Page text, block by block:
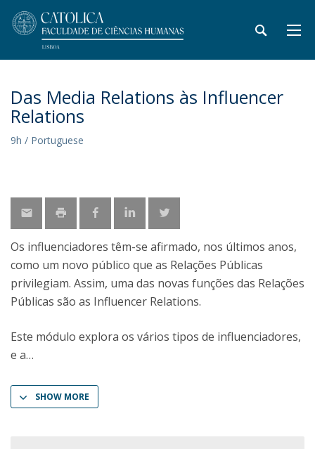
Das Media Relations às Influencer
Relations
9h / Portuguese
Os influenciadores têm-se afirmado, nos últimos anos,
como um novo público que as Relações Públicas
privilegiam. Assim, uma das novas funções das Relações
Públicas são as Influencer Relations.
Este módulo explora os vários tipos de influenciadores,
e a
SHOW MORE